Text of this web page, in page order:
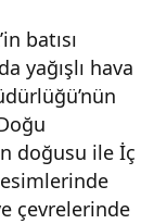
batısı
yağışlı hava
doğusu ile İç
çevrelerinde